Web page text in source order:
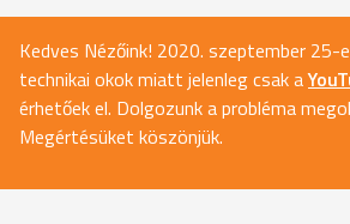
Kedves Nézőink! 2020. szeptember 25-
technikai okok miatt jelenleg csak a
érhetőek el. Dolgozunk a probléma
Megértésüket köszönjük.